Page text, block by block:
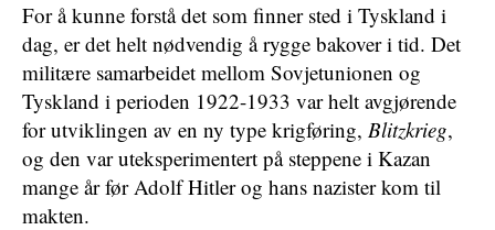
For å kunne forstå det som finner sted i Tyskland i
dag, er det helt nødvendig å rygge bakover i tid. Det
militære samarbeidet mellom Sovjetunionen og
Tyskland i perioden 1922-1933 var helt avgjørende
for utviklingen av en ny type krigføring, Blitzkrieg,
og den var uteksperimentert på steppene i Kazan
mange år før Adolf Hitler og hans nazister kom til
makten.